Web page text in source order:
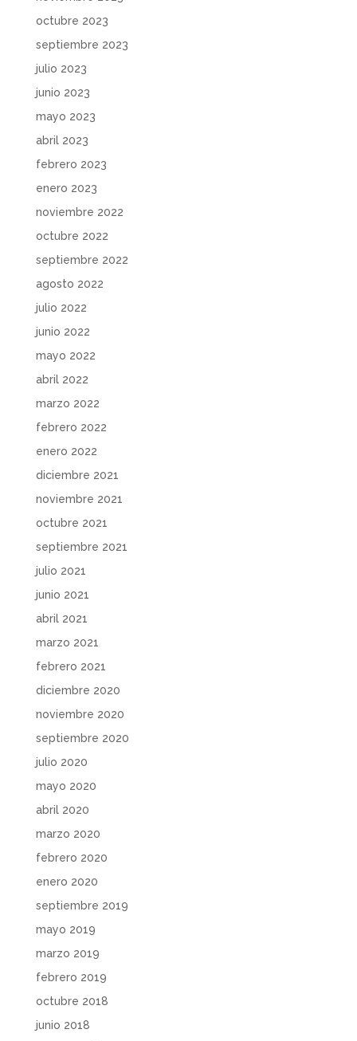
octubre 2023
septiembre 2023
julio 2023
junio 2023
mayo 2023
abril 2023
febrero 2023
enero 2023
noviembre 2022
octubre 2022
septiembre 2022
agosto 2022
julio 2022
junio 2022
mayo 2022
abril 2022
marzo 2022
febrero 2022
enero 2022
diciembre 2021
noviembre 2021
octubre 2021
septiembre 2021
julio 2021
junio 2021
abril 2021
marzo 2021
febrero 2021
diciembre 2020
noviembre 2020
septiembre 2020
julio 2020
mayo 2020
abril 2020
marzo 2020
febrero 2020
enero 2020
septiembre 2019
mayo 2019
marzo 2019
febrero 2019
octubre 2018
junio 2018